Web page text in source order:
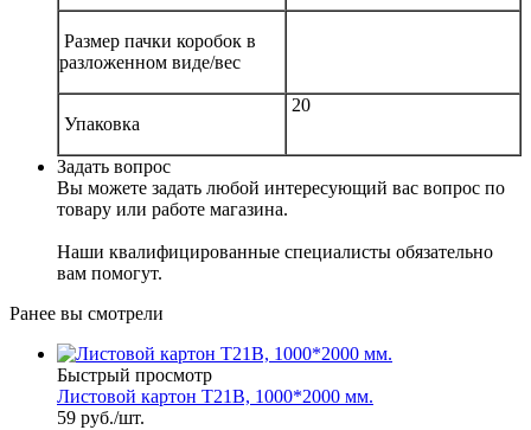
Размер пачки коробок в
разложенном виде/вес
Упаковка
20
Задать вопрос
Вы можете задать любой интересующий вас вопрос по
товару или работе магазина.
Наши квалифицированные специалисты обязательно
вам помогут.
Ранее вы смотрели
Быстрый просмотр
Листовой картон Т21В, 1000*2000 мм.
59 руб./шт.